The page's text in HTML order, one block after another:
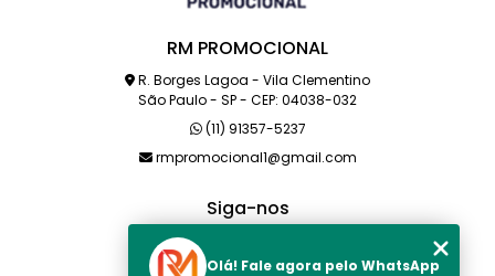
RM PROMOCIONAL
R. Borges Lagoa - Vila Clementino
São Paulo - SP - CEP: 04038-032
(11) 91357-5237
rmpromocional1@gmail.com
Siga-nos
Olá! Fale agora pelo WhatsApp